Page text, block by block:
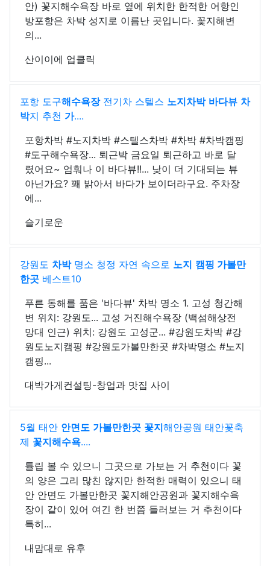
안) 꽃지해수욕장 바로 옆에 위치한 한적한 어항인
방포항은 차박 성지로 이름난 곳입니다. 꽃지해변
의...
산이이에 업클릭
포항 도구해수욕장전기차 스텔스 노지차박 바다뷰 차
박지 추천 가....
포항차박 #노지차박 #스텔스차박 #차박 #차박캠핑
#도구해수욕장... 퇴근박 금요일 퇴근하고 바로 달
렸어요~ 엄훠나 이 바다뷰!!... 낮이 더 기대되는 뷰
아닌가요? 꽤 밝아서 바다가 보이더라구요. 주차장
에...
슬기로운
강원도 차박명소 청정 자연 속으로 노지 캠핑 가볼만
한곳 베스트10
푸른 동해를 품은 '바다뷰' 차박 명소 1. 고성 청간해
변 위치: 강원도... 고성 거진해수욕장 (백섬해상전
망대 인근) 위치: 강원도 고성군... #강원도차박 #강
원도노지캠핑 #강원도가볼만한곳 #차박명소 #노지
캠핑...
대박가게컨설팅-창업과 맛집 사이
5월 태안 안면도 가볼만한곳 꽃지해안공원 태안꽃축
제 꽃지해수욕....
튤립 볼 수 있으니 그곳으로 가보는 거 추천이다 꽃
의 양은 그리 많친 않지만 한적한 매력이 있으니 태
안 안면도 가볼만한곳 꽃지해안공원과 꽃지해수욕
장이 같이 있어 여긴 한 번쯤 들러보는 거 추천이다
특히...
내맘대로 유후